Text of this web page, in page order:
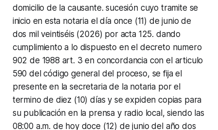
domicilio de la causante. sucesión cuyo tramite se
inicio en esta notaria el día once (11) de junio de
dos mil veintiséis (2026) por acta 125. dando
cumplimiento a lo dispuesto en el decreto numero
902 de 1988 art. 3 en concordancia con el articulo
590 del código general del proceso, se fija el
presente en la secretaria de la notaria por el
termino de diez (10) días y se expiden copias para
su publicación en la prensa y radio local, siendo las
08:00 a.m. de hoy doce (12) de junio del año dos